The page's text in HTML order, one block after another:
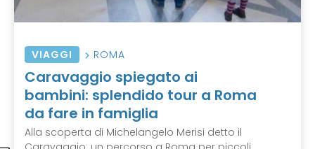
VIAGGI ROMA
Caravaggio spiegato ai
bambini: splendido tour a Roma
da fare in famiglia
Alla scoperta di Michelangelo Merisi detto il